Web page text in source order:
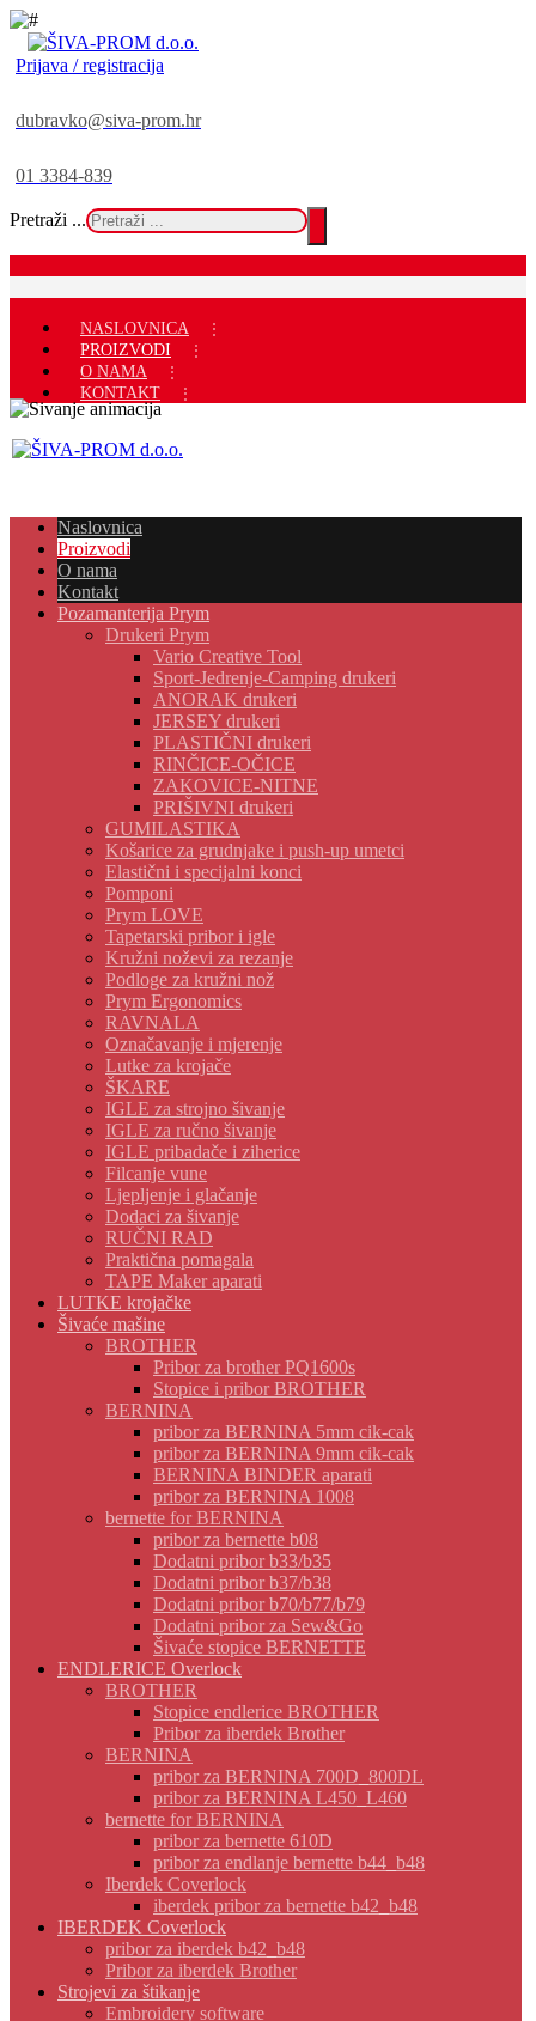
Prijava / registracija
dubravko@siva-prom.hr
01 3384-839
Pretraži ...
NASLOVNICA
PROIZVODI
O NAMA
KONTAKT
Naslovnica
Proizvodi
O nama
Kontakt
Pozamanterija Prym
Drukeri Prym
Vario Creative Tool
Sport-Jedrenje-Camping drukeri
ANORAK drukeri
JERSEY drukeri
PLASTIČNI drukeri
RINČICE-OČICE
ZAKOVICE-NITNE
PRIŠIVNI drukeri
GUMILASTIKA
Košarice za grudnjake i push-up umetci
Elastični i specijalni konci
Pomponi
Prym LOVE
Tapetarski pribor i igle
Kružni noževi za rezanje
Podloge za kružni nož
Prym Ergonomics
RAVNALA
Označavanje i mjerenje
Lutke za krojače
ŠKARE
IGLE za strojno šivanje
IGLE za ručno šivanje
IGLE pribadače i ziherice
Filcanje vune
Ljepljenje i glačanje
Dodaci za šivanje
RUČNI RAD
Praktična pomagala
TAPE Maker aparati
LUTKE krojačke
Šivaće mašine
BROTHER
Pribor za brother PQ1600s
Stopice i pribor BROTHER
BERNINA
pribor za BERNINA 5mm cik-cak
pribor za BERNINA 9mm cik-cak
BERNINA BINDER aparati
pribor za BERNINA 1008
bernette for BERNINA
pribor za bernette b08
Dodatni pribor b33/b35
Dodatni pribor b37/b38
Dodatni pribor b70/b77/b79
Dodatni pribor za Sew&Go
Šivaće stopice BERNETTE
ENDLERICE Overlock
BROTHER
Stopice endlerice BROTHER
Pribor za iberdek Brother
BERNINA
pribor za BERNINA 700D_800DL
pribor za BERNINA L450_L460
bernette for BERNINA
pribor za bernette 610D
pribor za endlanje bernette b44_b48
Iberdek Coverlock
iberdek pribor za bernette b42_b48
IBERDEK Coverlock
pribor za iberdek b42_b48
Pribor za iberdek Brother
Strojevi za štikanje
Embroidery software